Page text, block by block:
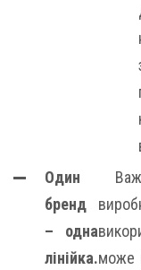
Один
бренд
– одна
лінійка.може